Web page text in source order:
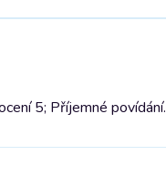
5; Příjemné povídání.